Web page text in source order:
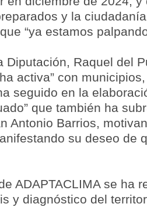
y la
“ya estamos
Diputación, Raquel del
activa” con
seguido en la
que también ha
Antonio Barrios,
su deseo de
ADAPTACLIMA se ha
y diagnóstico del